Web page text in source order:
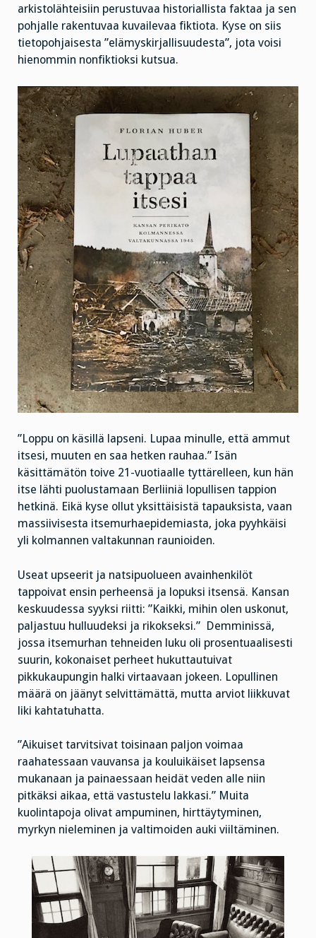
arkistolähteisiin perustuvaa historiallista faktaa ja sen
pohjalle rakentuvaa kuvailevaa fiktiota. Kyse on siis
tietopohjaisesta ”elämyskirjallisuudesta”, jota voisi
hienommin nonfiktioksi kutsua.
”Loppu on käsillä lapseni. Lupaa minulle, että ammut
itsesi, muuten en saa hetken rauhaa.” Isän
käsittämätön toive 21-vuotiaalle tyttärelleen, kun hän
itse lähti puolustamaan Berliiniä lopullisen tappion
hetkinä. Eikä kyse ollut yksittäisistä tapauksista, vaan
massiivisesta itsemurhaepidemiasta, joka pyyhkäisi
yli kolmannen valtakunnan raunioiden.
Useat upseerit ja natsipuolueen avainhenkilöt
tappoivat ensin perheensä ja lopuksi itsensä. Kansan
keskuudessa syyksi riitti: ”Kaikki, mihin olen uskonut,
paljastuu hulluudeksi ja rikokseksi.” Demminissä,
jossa itsemurhan tehneiden luku oli prosentuaalisesti
suurin, kokonaiset perheet hukuttautuivat
pikkukaupungin halki virtaavaan jokeen. Lopullinen
määrä on jäänyt selvittämättä, mutta arviot liikkuvat
liki kahtatuhatta.
”Aikuiset tarvitsivat toisinaan paljon voimaa
raahatessaan vauvansa ja kouluikäiset lapsensa
mukanaan ja painaessaan heidät veden alle niin
pitkäksi aikaa, että vastustelu lakkasi.” Muita
kuolintapoja olivat ampuminen, hirttäytyminen,
myrkyn nieleminen ja valtimoiden auki viiltäminen.